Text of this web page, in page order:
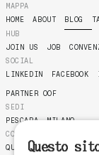
MAPPA
HOME
ABOUT BLOG
HUB
JOIN US
JOB
SOCIAL
LINKEDIN
FACEBOOK
PARTNER OOF
SEDI
PESCARA
MILANO
COMPLIANCE
QUALITY POLICY
Questo